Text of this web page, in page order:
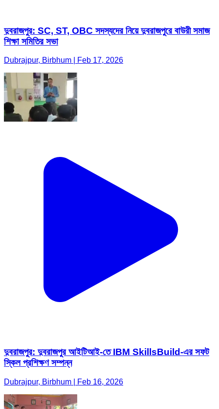
দুবরাজপুর: SC, ST, OBC সদস্যদের নিয়ে দুবরাজপুরে বাউরী সমাজ
শিক্ষা সমিতির সভা
Dubrajpur, Birbhum | Feb 17, 2026
দুবরাজপুর: দুবরাজপুর আইটিআই-তে IBM SkillsBuild-এর সফট
স্কিল প্রশিক্ষণ সম্পন্ন
Dubrajpur, Birbhum | Feb 16, 2026